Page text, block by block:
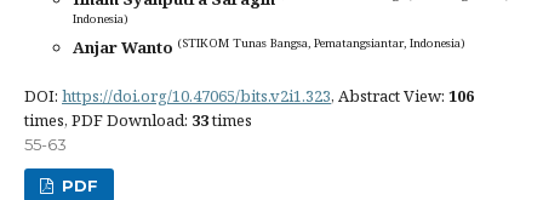
Indonesia)
Anjar Wanto (STIKOM Tunas Bangsa, Pematangsiantar, Indonesia)
DOI: https://doi.org/10.47065/bits.v2i1.323, Abstract View: 106
times, PDF Download: 33times
55-63
PDF